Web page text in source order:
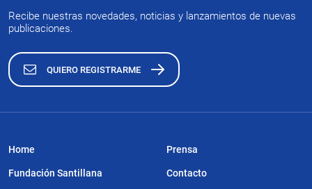
Recibe nuestras novedades, noticias y lanzamientos de nuevas
publicaciones.
QUIERO REGISTRARME
Home
Fundación Santillana
Prensa
Contacto